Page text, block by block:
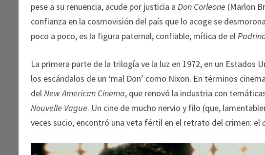
pese a su renuencia, acude por justicia aDon Corleone (Marlon
confianza en la cosmovisión del país que lo acoge se
poco a poco, es la figura paternal, confiable, mítica de el
La primera parte de la trilogía ve la luz en 1972, en un Estados
los escándalos de un ‘mal Don’ como Nixon. En términos
delNew American Cinema, que renovó la industria con
Nouvelle Vague. Un cine de mucho nervio y filo (que,
veces sucio, encontró una veta fértil en el retrato del crimen: el